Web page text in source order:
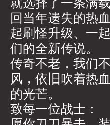
回当年遗失的热
起刷怪升级、一
们的全新传说。
传奇不老，我们
风，依旧吹着热
的光芒。
致每一位战士：